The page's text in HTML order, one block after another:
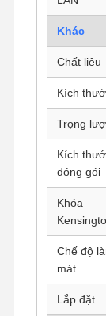
Bo mạch
Bảng chủ
Khác
Chất liệu
Kích
Trọng
Kích
đóng gói
Khóa
Chế độ
mát
Lắp đặt